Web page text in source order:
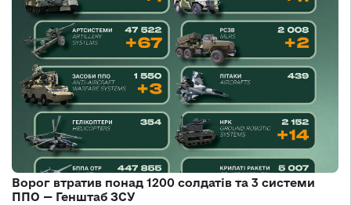
Ворог втратив понад 1200 солдатів та 3 системи
ППО — Генштаб ЗСУ